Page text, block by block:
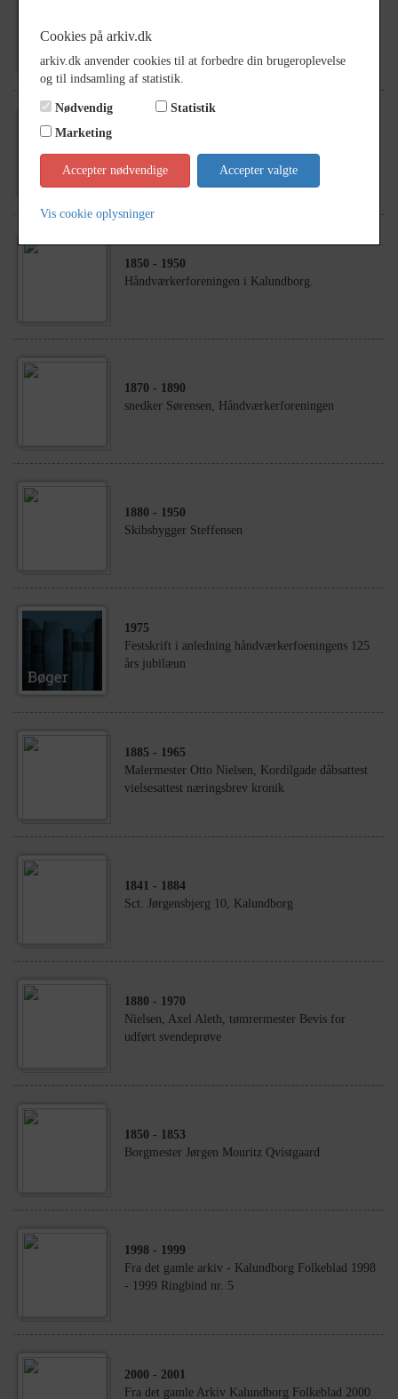
Håndværkerforeningen
Ukendt mand
1850 - 1950
Håndværkerforeningen i Kalundborg.
1870 - 1890
snedker Sørensen, Håndværkerforeningen
1880 - 1950
Skibsbygger Steffensen
1975
Festskrift i anledning håndværkerfoeningens 125
års jubilæun
1885 - 1965
Malermester Otto Nielsen, Kordilgade dåbsattest
vielsesattest næringsbrev kronik
1841 - 1884
Sct. Jørgensbjerg 10, Kalundborg
1880 - 1970
Nielsen, Axel Aleth, tømrermester Bevis for
udført svendeprøve
1850 - 1853
Borgmester Jørgen Mouritz Qvistgaard
1998 - 1999
Fra det gamle arkiv - Kalundborg Folkeblad 1998
- 1999 Ringbind nr. 5
2000 - 2001
Fra det gamle Arkiv Kalundborg Folkeblad 2000
Cookies på arkiv.dk
arkiv.dk anvender cookies til at forbedre din brugeroplevelse
og til indsamling af statistik.
Nødvendig
Statistik
Marketing
Accepter nødvendige Accepter valgte
Vis cookie oplysninger